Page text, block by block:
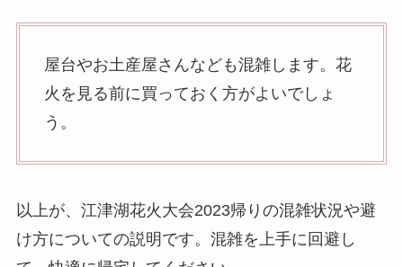
屋台やお土産屋さんなども混雑します。花
火を見る前に買っておく方がよいでしょ
う。
以上が、江津湖花火大会2023帰りの混雑状況や避
け方についての説明です。混雑を上手に回避し